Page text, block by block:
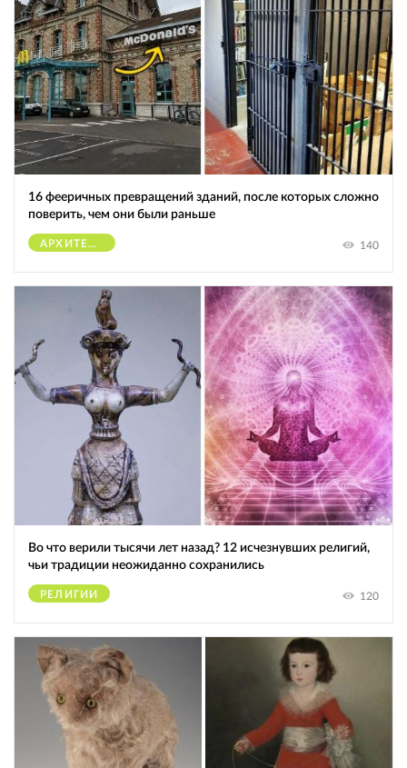
16 фееричных превращений зданий, после которых сложно
поверить, чем они были раньше
АРХИТЕКТУРА 140
Во что верили тысячи лет назад? 12 исчезнувших религий,
чьи традиции неожиданно сохранились
РЕЛИГИИ 120